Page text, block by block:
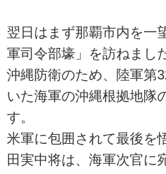
翌日はまず那覇市内を一
軍司令部壕」を訪ねまし
沖縄防衛のため、陸軍第
いた海軍の沖縄根拠地隊
す。
米軍に包囲されて最後を
田実中将は、海軍次官に